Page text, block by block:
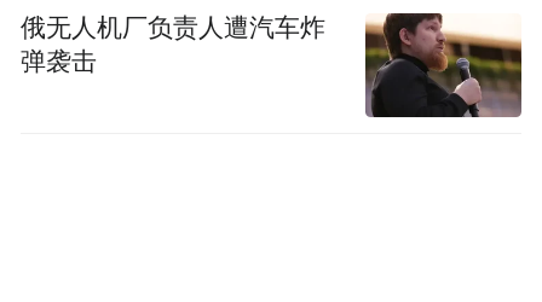
俄无人机厂负责人遭汽车炸
弹袭击